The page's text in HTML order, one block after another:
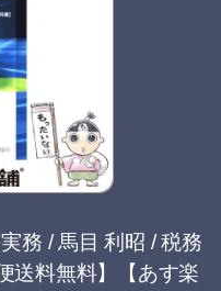
務 / 馬目 利昭 / 税務
送料無料】【あす楽